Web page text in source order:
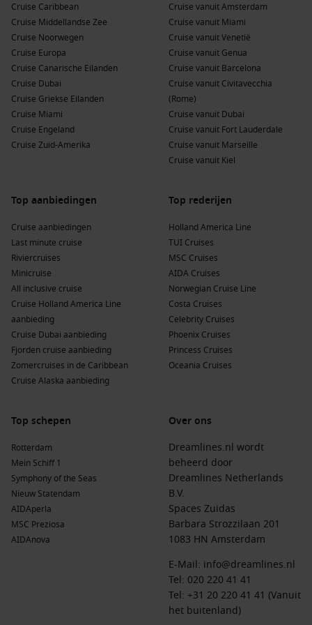
Bezoek het War Remnants Museum en geniet van
straatvoedsel in de levendige markten.
Populaire regio’s rondom Hue/Danang (Chan
May)
Een cruise naar Hue/Danang biedt de mogelijkheid om
verschillende interessante regio’s te verkennen:
: Deze regio is beroemd om zijn rijke cultuur,
verveelt.
China
: Ontdek de oude beschaving en moderne wonderen
van het grootste land ter wereld. Van de Grote Muur tot de
verfijnde keukens, China heeft veel te bieden aan
cruisereizigers.
Afrika: Deze diverse continent is beroemd om zijn natuur
en culturele rijkdom, van de wilde dieren in de bossen tot
de historische steden.
Oost-Azië: Landen zoals enZuid-Korea
combinatie van traditie en innovatie. Bezoek zowel
historische plaatsen als moderne steden vol leven.
geniet van de traditionele Japanse keuken.
Populaire rederijen die Hue/Danang aandoen
TUI Cruises – Mein Schiff
: Met een vloot van 8 schepen
biedt TUI Cruises –
Mein Schiff 1schip aan dat
Hue/Danang aandoet, de
Mein Schiff 6 . Gewoonlijk vertrek
vanuit Hongkong of Singapore, met een focus op
gastvrijheid en ontspanning aan boord.
: Met 17 schepen biedt Celebrity Cruises 2
schepen aan die Hue/Danang aandoen, zoals Celebrity
Celebrity Millennium. Gewoonlijk vertrek vanuit
Singapore of Hongkong, staan zij bekend om hun luxe
Cruise Caribbean
Cruise Middellandse Zee
Cruise Noorwegen
Cruise Europa
Cruise Canarische Eilanden
Cruise Dubai
Cruise Griekse Eilanden
Cruise Miami
Cruise Engeland
Cruise Zuid-Amerika
Cruise vanuit Amsterdam
Cruise vanuit Miami
Cruise vanuit Venetië
Cruise vanuit Genua
Cruise vanuit Barcelona
Cruise vanuit Civitavecchia
(Rome)
Cruise vanuit Dubai
Cruise vanuit Fort Lauderdale
Cruise vanuit Marseille
Cruise vanuit Kiel
Top aanbiedingen
Cruise aanbiedingen
Last minute cruise
Riviercruises
Minicruise
All inclusive cruise
Cruise Holland America Line
aanbieding
Cruise Dubai aanbieding
Fjorden cruise aanbieding
Zomercruises in de Caribbean
Cruise Alaska aanbieding
Top rederijen
Holland America Line
TUI Cruises
MSC Cruises
AIDA Cruises
Norwegian Cruise Line
Costa Cruises
Celebrity Cruises
Phoenix Cruises
Princess Cruises
Oceania Cruises
Top schepen
Rotterdam
Mein Schiff 1
Symphony of the Seas
Nieuw Statendam
AIDAperla
MSC Preziosa
AIDAnova
Over ons
Dreamlines.nl wordt
beheerd door
Dreamlines Netherlands
B.V.
Spaces Zuidas
Barbara Strozzilaan 201
1083 HN Amsterdam
E-Mail: info@dreamlines.nl
Tel: 020 220 41 41
Tel: +31 20 220 41 41 (Vanuit
het buitenland)